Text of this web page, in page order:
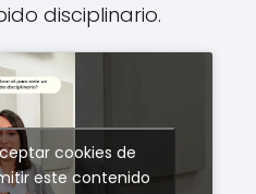
disciplinario.
cookies de
este contenido